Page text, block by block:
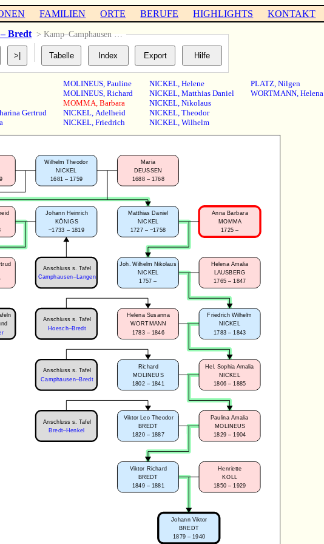
FAMILIEN ORTE BERUFE HIGHLIGHTS KONTAKT
Bredt > Kamp–Camphausen …
Gertrud
MOLINEUS, Pauline
MOLINEUS, Richard
MOMMA, Barbara
NICKEL, Adelheid
NICKEL, Friedrich
NICKEL, Helene
NICKEL, Matthias Daniel
NICKEL, Nikolaus
NICKEL, Theodor
NICKEL, Wilhelm
PLATZ, Nilgen
WORTMANN, Helena
Friedrich Wilhelm
NICKEL
1783 – 1843
Helena Susanna
WORTMANN
1783 – 1846
Viktor Leo Theodor
BREDT
1820 – 1887
Paulina Amalia
MOLINEUS
1829 – 1904
Viktor Richard
BREDT
1849 – 1881
Henriette
KOLL
1850 – 1929
Johann Viktor
BREDT
1879 – 1940
Richard
MOLINEUS
1802 – 1841
Hel. Sophia Amalia
NICKEL
1806 – 1885
Anschluss s. Tafel
Bredt–Henkel
Anschluss s. Tafel
Hoesch–Bredt
Joh. Wilhelm Nikolaus
NICKEL
1757 –
Helena Amalia
LAUSBERG
1765 – 1847
Matthias Daniel
NICKEL
1727 – ~1758
Anna Barbara
MOMMA
1725 –
Wilhelm Theodor
NICKEL
1681 – 1759
Maria
DEUSSEN
1688 – 1768
Johann Heinrich
KÖNIGS
~1733 – 1819
Anschluss s. Tafel
Camphausen–Bredt
Anschluss s. Tafel
Camphausen–Langen